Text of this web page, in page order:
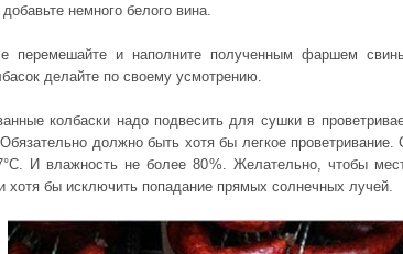
немного белого вина.
перемешайте и наполните полученным фаршем
делайте по своему усмотрению.
колбаски надо подвесить для сушки в
Обязательно должно быть хотя бы легкое
И влажность не более 80%. Желательно, чтобы
хотя бы исключить попадание прямых солнечных лучей.